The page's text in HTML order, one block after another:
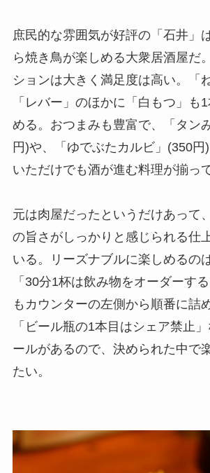
庶民的な雰囲気が好評の「石井」
ら焼き鳥が楽しめる大衆居酒屋だ
ションは大きく満足度は高い。「
「レバー」のほかに「白もつ」も
める。おつまみも豊富で、「タン
円)や、「ゆでぶたカルビ」(350円
いただけでも酒が進む料理が揃っ
元は肉屋だったというだけあって
の旨さがしっかりと感じられる仕
いる。リーズナブルに楽しめるの
「30分1杯は飲み物をオーダーす
もカウンターの左側から順番に詰
「ビール瓶の1本目はシェア禁止
ールがあるので、決められた中で
たい。